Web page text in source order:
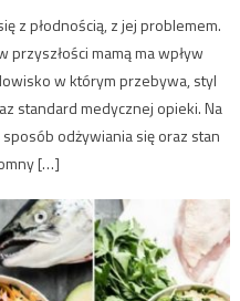
z płodnością, z jej problemem.
mamą ma wpływ
w którym przebywa, styl
standard medycznej opieki. Na
odżywiania się oraz stan
[…]